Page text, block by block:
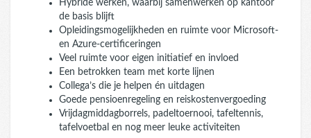
Hybride werken, waarbij samenwerken op kantoor
de basis blijft
Opleidingsmogelijkheden en ruimte voor Microsoft-
en Azure-certificeringen
Veel ruimte voor eigen initiatief en invloed
Een betrokken team met korte lijnen
Collega’s die je helpen én uitdagen
Goede pensioenregeling en reiskostenvergoeding
Vrijdagmiddagborrels, padeltoernooi, tafeltennis,
tafelvoetbal en nog meer leuke activiteiten